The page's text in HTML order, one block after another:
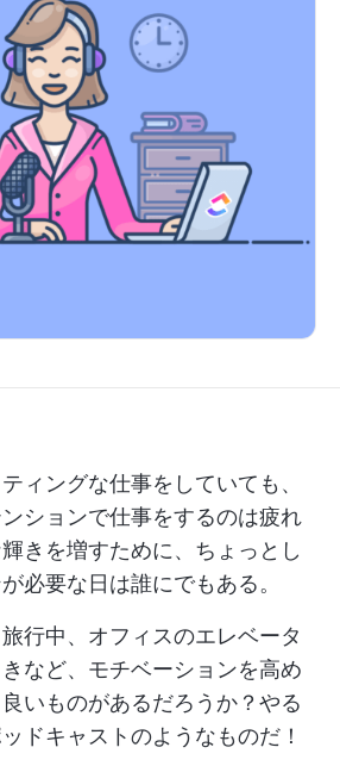
ィングな仕事をしていても、
ションで仕事をするのは疲れ
きを増すために、ちょっとし
必要な日は誰にでもある。
行中、オフィスのエレベータ
など、モチベーションを高め
いものがあるだろうか？やる
ドキャストのようなものだ！